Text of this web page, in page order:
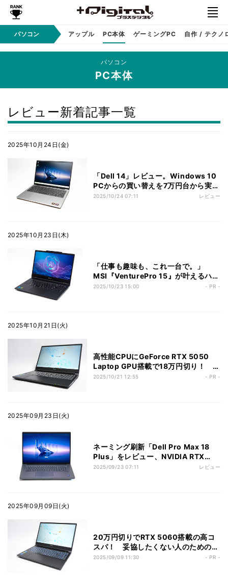
パソコンWindows アップル PC本体 ゲーミングPC 自作 / テクノ
パソコン
PC本体
レビュー新着記事一覧
2025年10月24日(金)
「Dell 14」レビュー。Windows 10
PCからの買い替えを7万円台から実現
するスタンダードモデル
2025/10/24 07:11 レビュー
2025年10月23日(木)
「仕事も趣味も、これ一台で。」
MSI『VenturePro 15』が叶えるハイ
ブリッドな働き方
2025/10/23 15:00 - PR -
2025年10月21日(火)
高性能CPUにGeForce RTX 5050
Laptop GPU搭載で18万円切り！ ク
リエイティブ作業などマルチに活躍す
2025/10/21 12:55 - PR -
2025年09月23日(火)
ネーミング刷新「Dell Pro Max 18
Plus」をレビュー、NVIDIA RTX
PRO 5000 Blackwell搭載ワークス
2025/09/23 07:11 レビュー
2025年09月09日(火)
20万円切りでRTX 5060搭載の高コ
スパ！ 妥協したくない人のためのノ
ートPC「iiyama PC STYLE-
2025/09/09 11:30 - PR -